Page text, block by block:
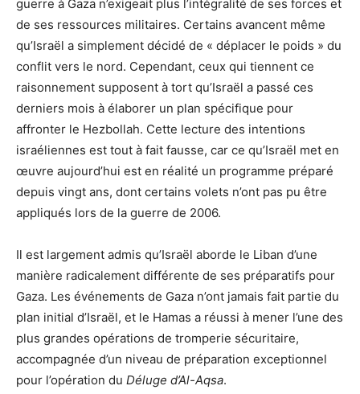
guerre à Gaza n’exigeait plus l’intégralité de ses forces et
de ses ressources militaires. Certains avancent même
qu’Israël a simplement décidé de « déplacer le poids » du
conflit vers le nord. Cependant, ceux qui tiennent ce
raisonnement supposent à tort qu’Israël a passé ces
derniers mois à élaborer un plan spécifique pour
affronter le Hezbollah. Cette lecture des intentions
israéliennes est tout à fait fausse, car ce qu’Israël met en
œuvre aujourd’hui est en réalité un programme préparé
depuis vingt ans, dont certains volets n’ont pas pu être
appliqués lors de la guerre de 2006.
Il est largement admis qu’Israël aborde le Liban d’une
manière radicalement différente de ses préparatifs pour
Gaza. Les événements de Gaza n’ont jamais fait partie du
plan initial d’Israël, et le Hamas a réussi à mener l’une des
plus grandes opérations de tromperie sécuritaire,
accompagnée d’un niveau de préparation exceptionnel
pour l’opération du Déluge d’Al-Aqsa.